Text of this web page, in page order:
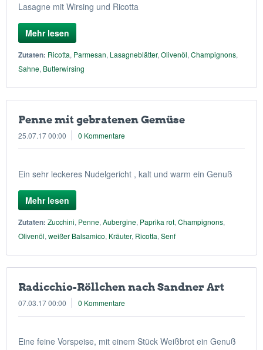
Lasagne mit Wirsing und Ricotta
Mehr lesen
Zutaten: Ricotta, Parmesan, Lasagneblätter, Olivenöl, Champignons,
Sahne, Butterwirsing
Penne mit gebratenen Gemüse
25.07.17 00:00 0 Kommentare
Ein sehr leckeres Nudelgericht , kalt und warm ein Genuß
Mehr lesen
Zutaten: Zucchini, Penne, Aubergine, Paprika rot, Champignons,
Olivenöl, weißer Balsamico, Kräuter, Ricotta, Senf
Radicchio-Röllchen nach Sandner Art
07.03.17 00:00 0 Kommentare
Eine feine Vorspeise, mit einem Stück Weißbrot ein Genuß